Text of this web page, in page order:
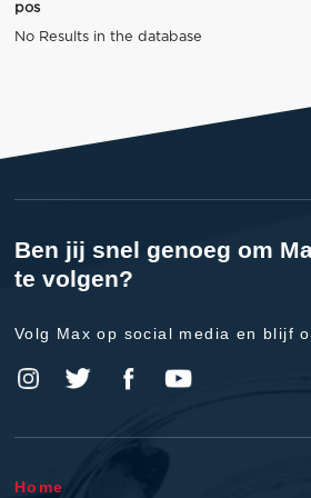
pos
No Results in the database
Ben jij snel genoeg om
te volgen?
Volg Max op social media en blijf
Home